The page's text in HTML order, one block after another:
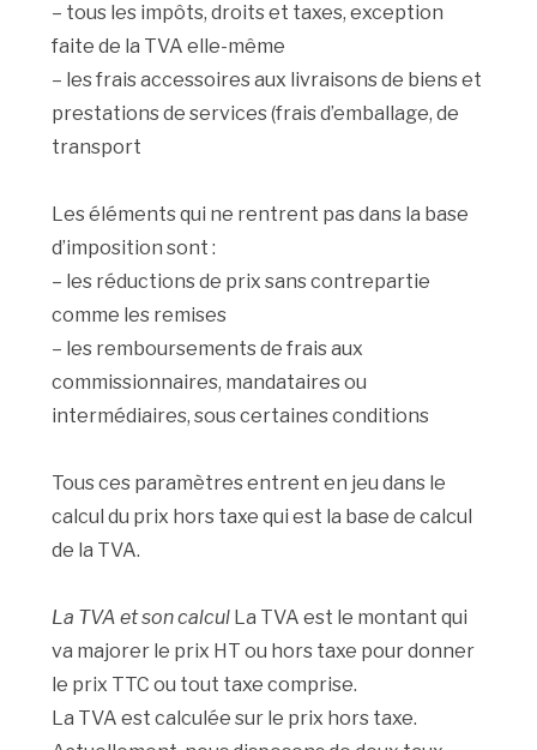
– tous les impôts, droits et taxes, exception
faite de la TVA elle-même
– les frais accessoires aux livraisons de biens et
prestations de services (frais d’emballage, de
transport
Les éléments qui ne rentrent pas dans la base
d’imposition sont :
– les réductions de prix sans contrepartie
comme les remises
– les remboursements de frais aux
commissionnaires, mandataires ou
intermédiaires, sous certaines conditions
Tous ces paramètres entrent en jeu dans le
calcul du prix hors taxe qui est la base de calcul
de la TVA.
La TVA et son calcul La TVA est le montant qui
va majorer le prix HT ou hors taxe pour donner
le prix TTC ou tout taxe comprise.
La TVA est calculée sur le prix hors taxe.